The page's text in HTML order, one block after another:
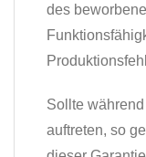
des
Sollte
auftreten, so